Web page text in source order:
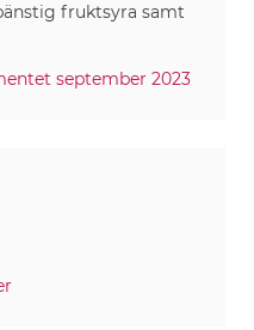
fruktsyra samt
september 2023